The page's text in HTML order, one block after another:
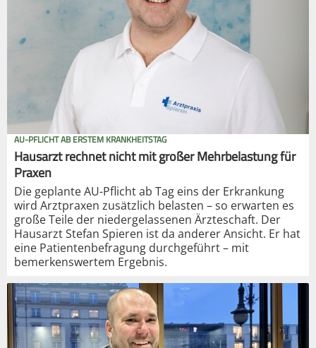
AU-PFLICHT AB ERSTEM KRANKHEITSTAG
Hausarzt rechnet nicht mit großer Mehrbelastung für
Praxen
Die geplante AU-Pflicht ab Tag eins der Erkrankung
wird Arztpraxen zusätzlich belasten – so erwarten es
große Teile der niedergelassenen Ärzteschaft. Der
Hausarzt Stefan Spieren ist da anderer Ansicht. Er hat
eine Patientenbefragung durchgeführt – mit
bemerkenswertem Ergebnis.